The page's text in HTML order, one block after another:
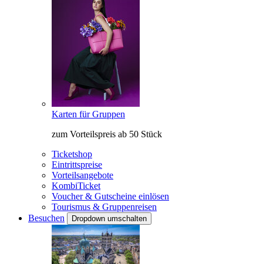
Karten für Gruppen
zum Vorteilspreis ab 50 Stück
Ticketshop
Eintrittspreise
Vorteilsangebote
KombiTicket
Voucher & Gutscheine einlösen
Tourismus & Gruppenreisen
Besuchen
Dropdown umschalten